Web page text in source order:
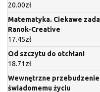
20.00zł
Matematyka. Ciekawe
Ranok-Creative
17.45zł
Od szczytu do otchłani
18.71 zł
Wewnętrzne
świadomemu życiu